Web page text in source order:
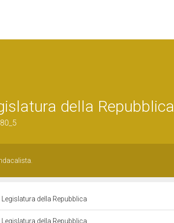
della Repubblica
Legislatura della Repubblica
Legislatura della Repubblica